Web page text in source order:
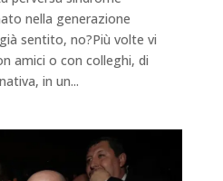
nella generazione
sentito, no?Più volte vi
amici o con colleghi, di
in un...